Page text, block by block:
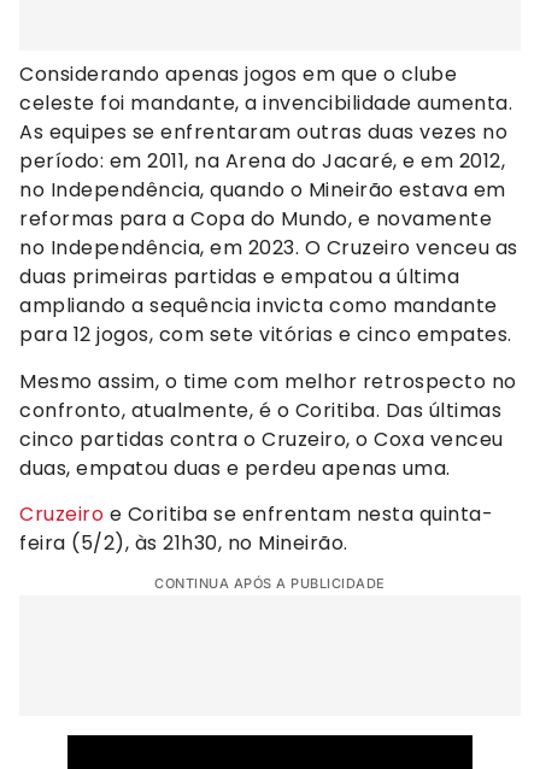
Considerando apenas jogos em que o clube
celeste foi mandante, a invencibilidade aumenta.
As equipes se enfrentaram outras duas vezes no
período: em 2011, na Arena do Jacaré, e em 2012,
no Independência, quando o Mineirão estava em
reformas para a Copa do Mundo, e novamente
no Independência, em 2023. O Cruzeiro venceu as
duas primeiras partidas e empatou a última
ampliando a sequência invicta como mandante
para 12 jogos, com sete vitórias e cinco empates.
Mesmo assim, o time com melhor retrospecto no
confronto, atualmente, é o Coritiba. Das últimas
cinco partidas contra o Cruzeiro, o Coxa venceu
duas, empatou duas e perdeu apenas uma.
Cruzeiro e Coritiba se enfrentam nesta quinta-
feira (5/2), às 21h30, no Mineirão.
CONTINUA APÓS A PUBLICIDADE